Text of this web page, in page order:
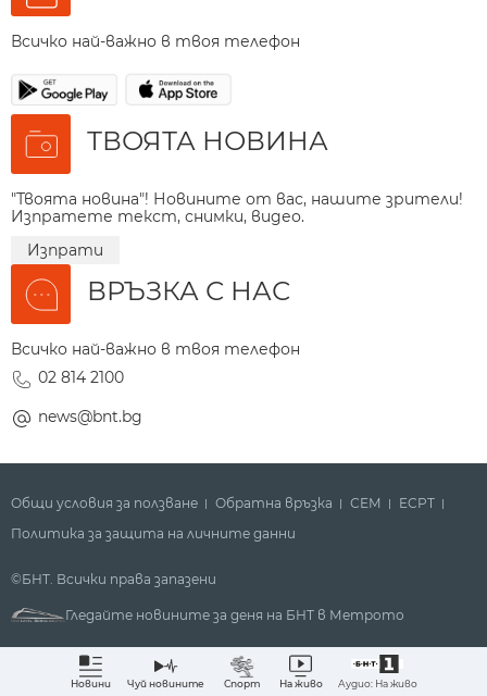
Всичко най-важно в твоя телефон
ТВОЯТА НОВИНА
"Твоята новина"! Новините от вас, нашите зрители!
Изпратете текст, снимки, видео.
Изпрати
ВРЪЗКА С НАС
Всичко най-важно в твоя телефон
02 814 2100
news@bnt.bg
Новини Чуй новините Спорт На живо Аудио: На живо
Общи условия за ползване Обратна връзка СЕМ
ECPT
Политика за защита на личните данни
©БНТ. Всички права запазени
Гледайте новините за деня на БНТ в Метрото